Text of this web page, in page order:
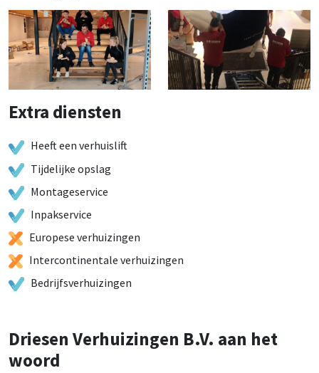
Extra diensten
Heeft een verhuislift
Tijdelijke opslag
Montageservice
Inpakservice
Europese verhuizingen
Intercontinentale verhuizingen
Bedrijfsverhuizingen
Driesen Verhuizingen B.V. aan het
woord